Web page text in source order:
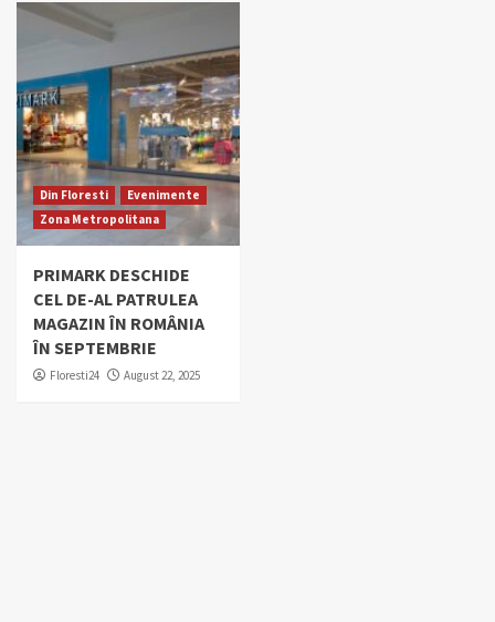
Din Floresti
Evenimente
Zona Metropolitana
PRIMARK DESCHIDE
CEL DE-AL PATRULEA
MAGAZIN ÎN ROMÂNIA
ÎN SEPTEMBRIE
Floresti24 August 22, 2025